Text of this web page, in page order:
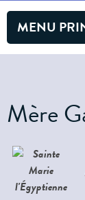
MENU
Mère